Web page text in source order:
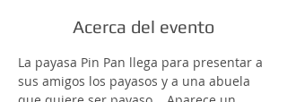
Acerca del evento
La payasa Pin Pan llega para presentar a
sus amigos los payasos y a una abuela